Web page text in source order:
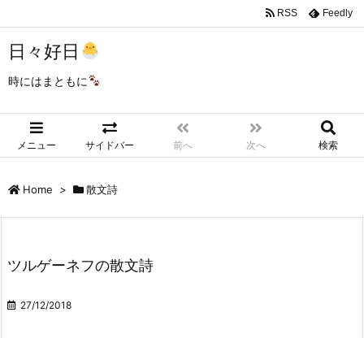
日々好日
時にはまともに
メニュー サイドバー 前へ 次へ 検索
RSS Feedly
Home > 散文詩
ツルゲーネフの散文詩
27/12/2018